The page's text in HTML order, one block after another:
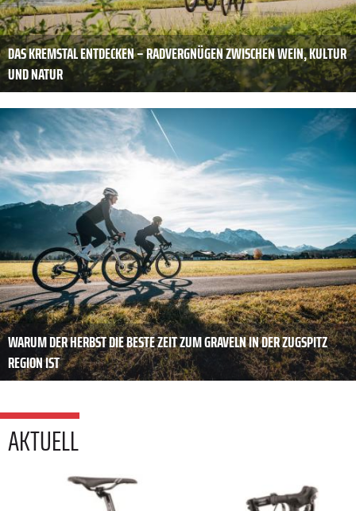
DAS KREMSTAL ENTDECKEN – RADVERGNÜGEN ZWISCHEN WEIN, KULTUR
UND NATUR
WARUM DER HERBST DIE BESTE ZEIT ZUM GRAVELN IN DER ZUGSPITZ
REGION IST
AKTUELL